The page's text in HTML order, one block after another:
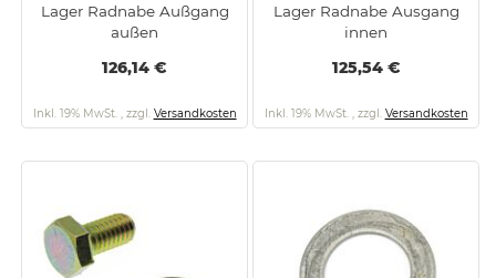
Lager Radnabe Außgang
außen
126,14 €
Inkl. 19% MwSt. , zzgl. Versandkosten
Lager Radnabe Ausgang
innen
125,54 €
Inkl. 19% MwSt. , zzgl. Versandkosten